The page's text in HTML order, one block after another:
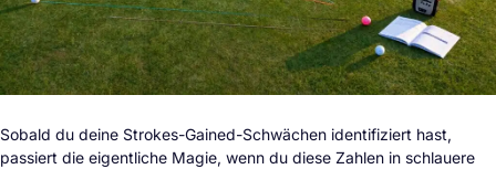
Sobald du deine Strokes-Gained-Schwächen identifiziert hast,
passiert die eigentliche Magie, wenn du diese Zahlen in schlauere